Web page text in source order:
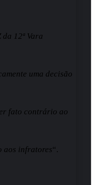
12ª Vara
uma decisão
fato contrário ao
aos infratores“.